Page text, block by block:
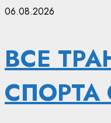
Перейти
06.08.2026
ВСЕ
СПОРТА